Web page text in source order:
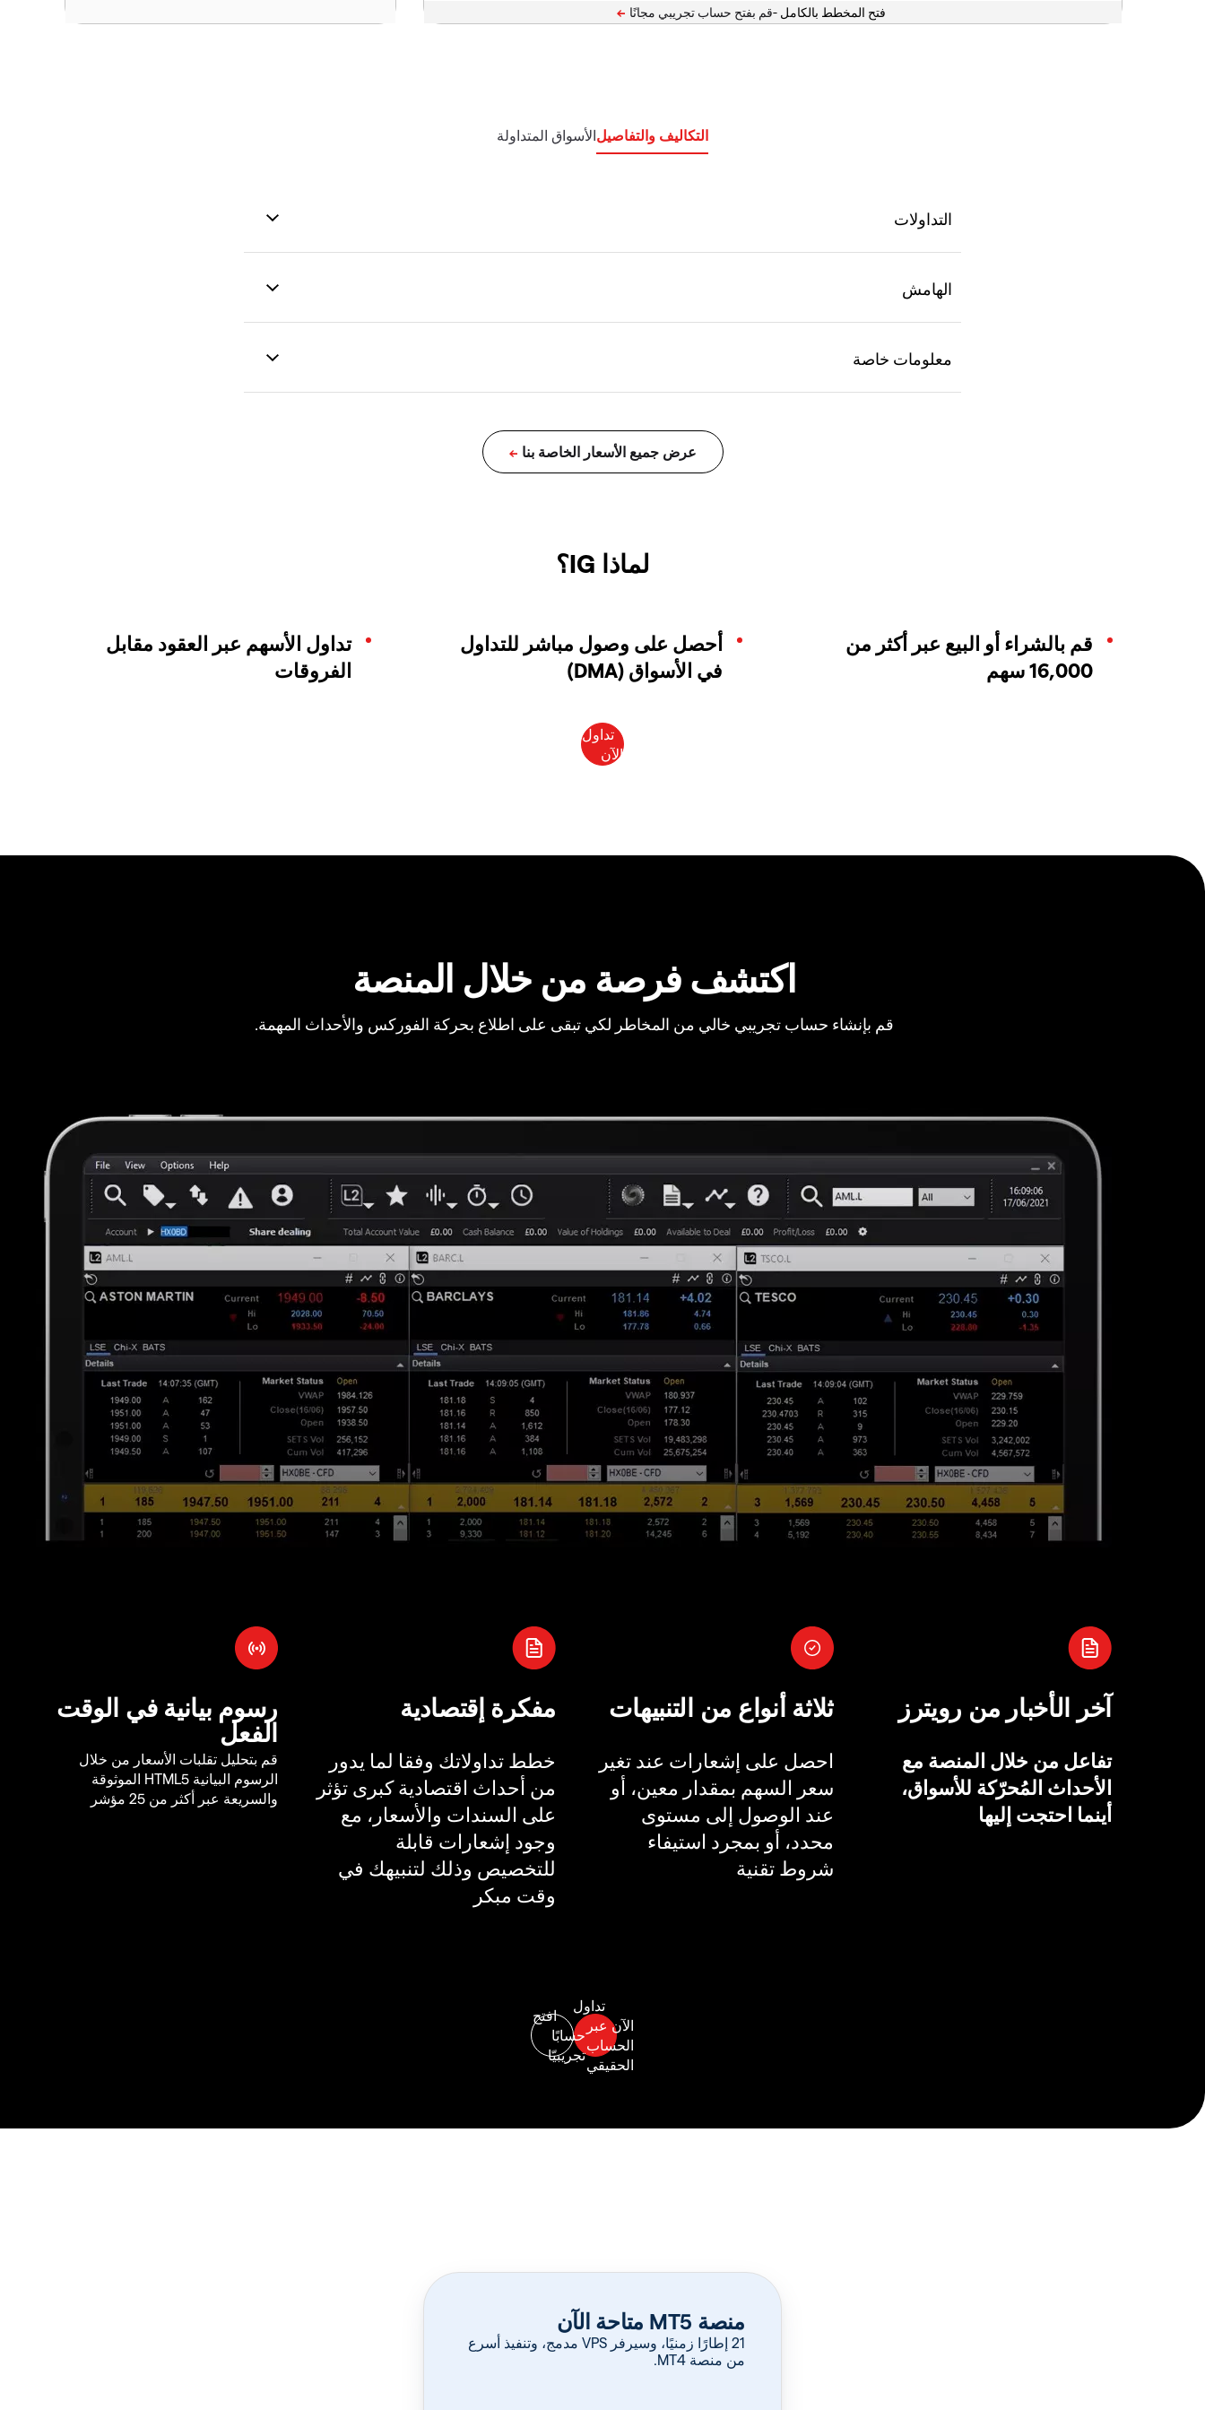
فتح المخطط بالكامل -
التكاليف والتفاصيلالأسواق المتداولة
لماذا IG؟
قم بالشراء أو البيع عبر أكثر من
16,000 سهم
أحصل على وصول مباشر للتداول
في الأسواق (DMA)
تداول الأسهم عبر العقود مقابل
الفروقات
اكتشف فرصة من خلال المنصة
قم بإنشاء حساب تجريبي خالي من المخاطر لكي تبقى على اطلاع بحركة الفوركس والأحداث المهمة.
آخر الأخبار من رويترز
تفاعل من خلال المنصة مع
الأحداث المُحرّكة للأسواق،
أينما احتجت إليها
ثلاثة أنواع من التنبيهات
احصل على إشعارات عند تغير
سعر السهم بمقدار معين، أو
عند الوصول إلى مستوى
محدد، أو بمجرد استيفاء
شروط تقنية
مفكرة إقتصادية
خطط تداولاتك وفقا لما يدور
من أحداث اقتصادية كبرى تؤثر
على السندات والأسعار، مع
وجود إشعارات قابلة
للتخصيص وذلك لتنبيهك في
وقت مبكر
رسوم بيانية في الوقت
الفعل
قم بتحليل تقلبات الأسعار من خلال
الرسوم البيانية HTML5 الموثوقة
والسريعة عبر أكثر من 25 مؤشر
منصة MT5 متاحة الآن
‏21 إطارًا زمنيًا، وسيرفر VPS مدمج، وتنفيذ أسرع
من منصة MT4.